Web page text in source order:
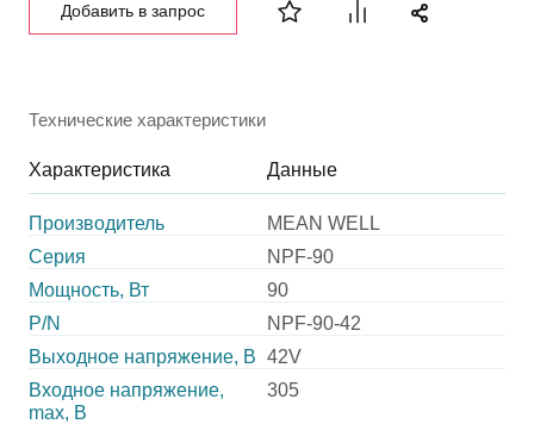
Добавить в запрос
Технические характеристики
Характеристика Данные
Производитель
MEAN WELL
Серия
NPF-90
Мощность, Вт
90
P/N
NPF-90-42
Выходное напряжение, В 42V
Входное напряжение,
max, В
305